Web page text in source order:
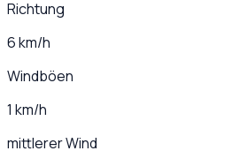
Richtung
6 km/h
Windböen
1 km/h
mittlerer Wind